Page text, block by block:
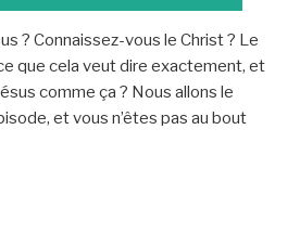
? Connaissez-vous le Christ ? Le
que cela veut dire exactement, et
comme ça ? Nous allons le
et vous n’êtes pas au bout